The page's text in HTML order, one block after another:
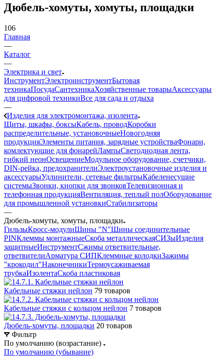
Дюбель-хомуты, хомуты, площадки
106
Главная
—
Каталог
—
Электрика и свет
ИнструментЭлектроинструментБытовая
техникаПосудаСантехникаХозяйственные товарыАксессуары
для цифровой техникиВсе для сада и отдыха
—
Изделия для электромонтажа, изолента
Щиты, шкафы, боксыКабель, проводКоробки
распределительные, установочныеНовогодняя
продукцияЭлементы питания, зарядные устройстваФонари,
комлектующие для фонарейЛампыСветодиодная лента,
гибкий неонОсвещениеМодульное оборудование, счетчики,
DIN-рейка, предохранителиЭлектроустановочные изделия и
аксессуарыУдлинители, сетевые фильтрыКабеленесущие
системыЗвонки, кнопки для звонковТелевизионная и
телефонная продукцияВентиляция, теплый полОборудование
для промышленной установкиСтабилизаторы
—
Дюбель-хомуты, хомуты, площадки
ГильзыКросс-модулиШины "N"Шины соединительные
PINКлеммы монтажныеСкоба металлическаяСИЗыИзделия
защитныеИнструментСжимы ответвительные,
ответвителиАрматура СИПКлеммные колодкиЗажимы
"крокодил"НаконечникиТермоусаживаемая
трубкаИзолентаСкоба пластиковая
Кабельные стяжки нейлон 79 товаров
Кабельные стяжки с кольцом нейлон 7 товаров
Дюбель-хомуты, площадки 20 товаров
Фильтр
По умолчанию (возрастание)
По умолчанию (убывание)